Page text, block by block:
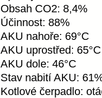
Obsah CO2: 8,4%
Účinnost: 88%
AKU nahoře: 69°C
AKU uprostřed: 65°C
AKU dole: 46°C
Stav nabití AKU:
Kotlové čerpadlo: